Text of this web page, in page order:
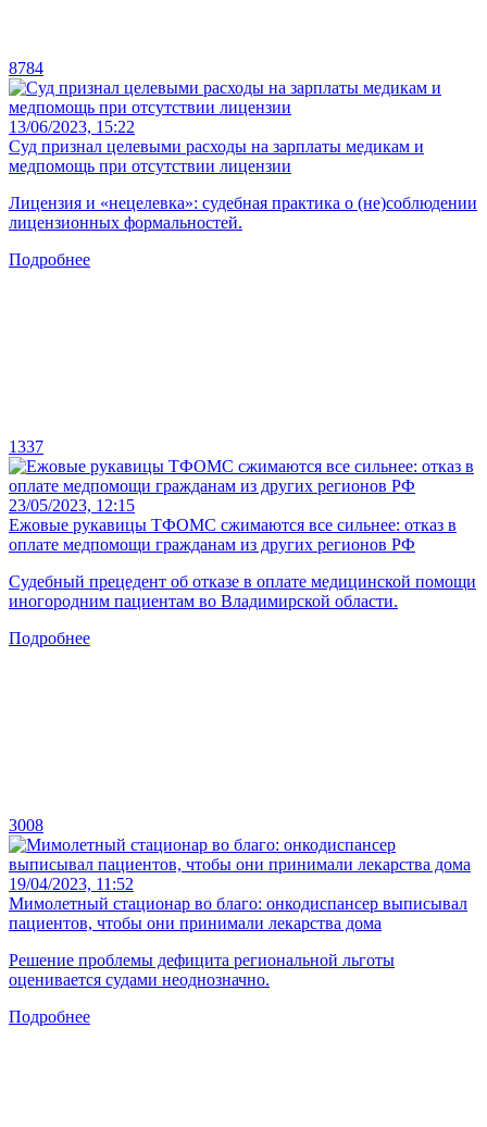
8784
13/06/2023, 15:22
Суд признал целевыми расходы на зарплаты медикам и
медпомощь при отсутствии лицензии
Лицензия и «нецелевка»: судебная практика о (не)соблюдении
лицензионных формальностей.
Подробнее
1337
23/05/2023, 12:15
Ежовые рукавицы ТФОМС сжимаются все сильнее: отказ в
оплате медпомощи гражданам из других регионов РФ
Судебный прецедент об отказе в оплате медицинской помощи
иногородним пациентам во Владимирской области.
Подробнее
3008
19/04/2023, 11:52
Мимолетный стационар во благо: онкодиспансер выписывал
пациентов, чтобы они принимали лекарства дома
Решение проблемы дефицита региональной льготы
оценивается судами неоднозначно.
Подробнее